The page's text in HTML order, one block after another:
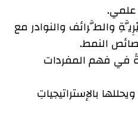
علمي.
والطَّرائف والنوادر مع
النمط.
في فهم المفردات
بالإستراتيجياتِ